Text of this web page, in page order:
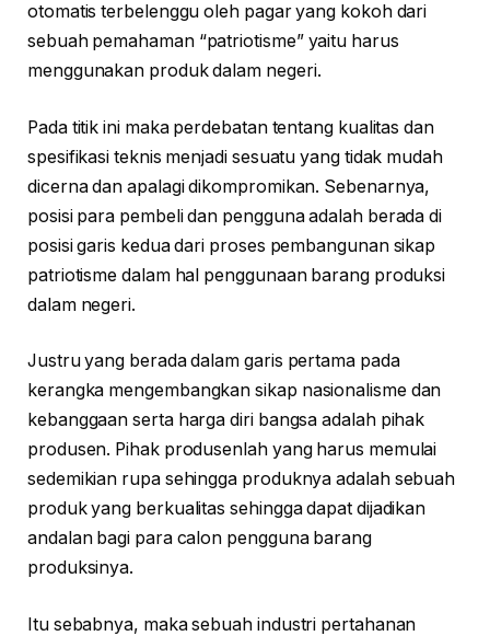
otomatis terbelenggu oleh pagar yang kokoh dari
sebuah pemahaman “patriotisme” yaitu harus
menggunakan produk dalam negeri.
Pada titik ini maka perdebatan tentang kualitas dan
spesifikasi teknis menjadi sesuatu yang tidak mudah
dicerna dan apalagi dikompromikan. Sebenarnya,
posisi para pembeli dan pengguna adalah berada di
posisi garis kedua dari proses pembangunan sikap
patriotisme dalam hal penggunaan barang produksi
dalam negeri.
Justru yang berada dalam garis pertama pada
kerangka mengembangkan sikap nasionalisme dan
kebanggaan serta harga diri bangsa adalah pihak
produsen. Pihak produsenlah yang harus memulai
sedemikian rupa sehingga produknya adalah sebuah
produk yang berkualitas sehingga dapat dijadikan
andalan bagi para calon pengguna barang
produksinya.
Itu sebabnya, maka sebuah industri pertahanan